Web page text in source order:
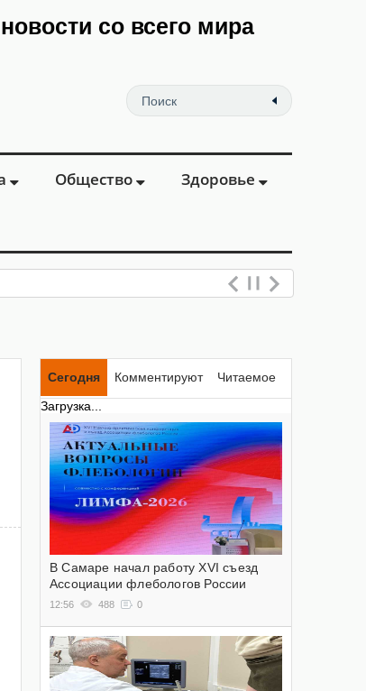
со всего мира
Общество Здоровье
Сегодня Комментируют
Читаемое
Загрузка...
В Самаре начал работу XVI съезд
Ассоциации флебологов России
12:56 488 0